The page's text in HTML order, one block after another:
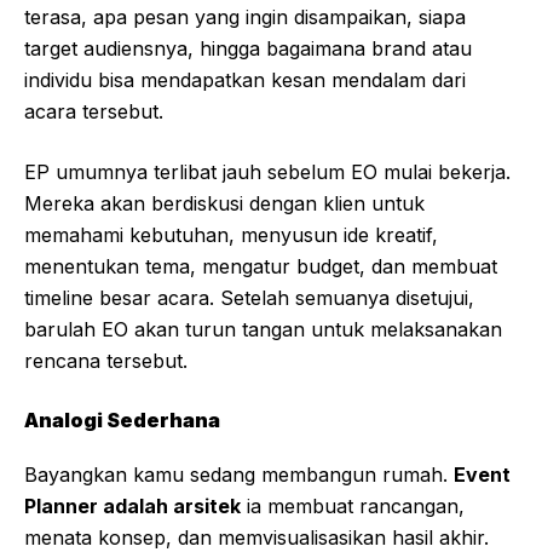
terasa, apa pesan yang ingin disampaikan, siapa
target audiensnya, hingga bagaimana brand atau
individu bisa mendapatkan kesan mendalam dari
acara tersebut.
EP umumnya terlibat jauh sebelum EO mulai bekerja.
Mereka akan berdiskusi dengan klien untuk
memahami kebutuhan, menyusun ide kreatif,
menentukan tema, mengatur budget, dan membuat
timeline besar acara. Setelah semuanya disetujui,
barulah EO akan turun tangan untuk melaksanakan
rencana tersebut.
Analogi Sederhana
Bayangkan kamu sedang membangun rumah. Event
Planner adalah arsitek ia membuat rancangan,
menata konsep, dan memvisualisasikan hasil akhir.